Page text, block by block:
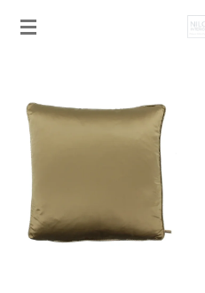
Ga
hoofdinhoud